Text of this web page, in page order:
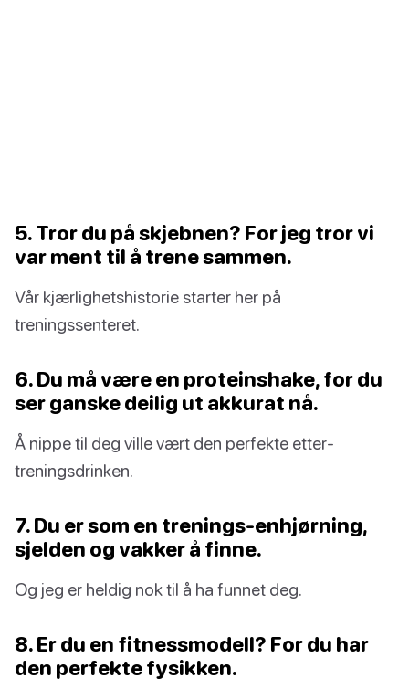
5. Tror du på skjebnen? For jeg tror vi
var ment til å trene sammen.
Vår kjærlighetshistorie starter her på
treningssenteret.
6. Du må være en proteinshake, for du
ser ganske deilig ut akkurat nå.
Å nippe til deg ville vært den perfekte etter-
treningsdrinken.
7. Du er som en trenings-enhjørning,
sjelden og vakker å finne.
Og jeg er heldig nok til å ha funnet deg.
8. Er du en fitnessmodell? For du har
den perfekte fysikken.